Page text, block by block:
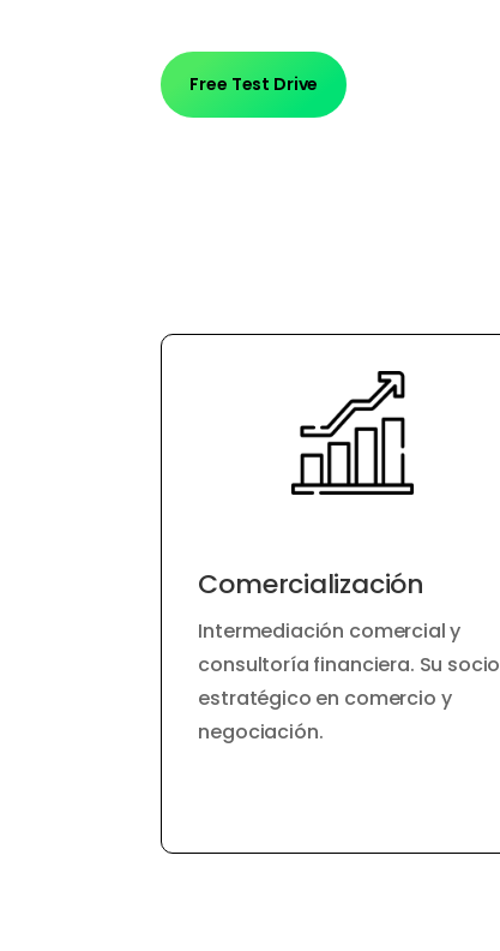
Free Test Drive
Comercialización
Intermediación comercial y
consultoría financiera. Su socio
estratégico en comercio y
negociación.